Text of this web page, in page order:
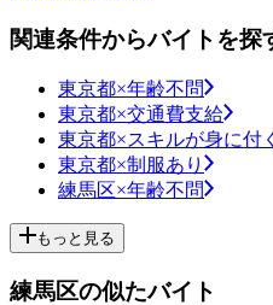
関連条件からバイトを探
東京都×年齢不問
東京都×交通費支給
東京都×スキルが身に付く
東京都×制服あり
練馬区×年齢不問
もっと見る
練馬区の似たバイト